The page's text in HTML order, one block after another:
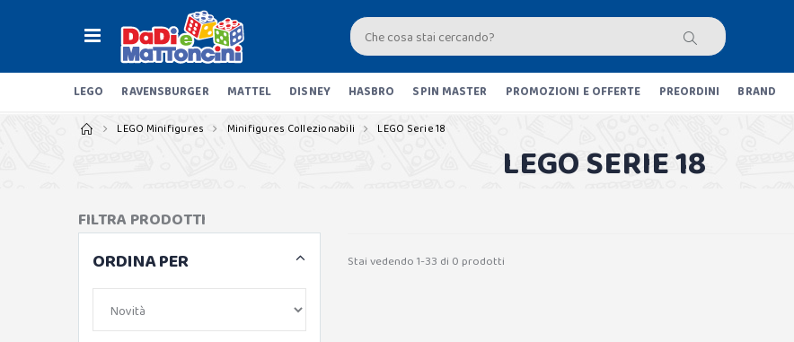
LEGO RAVENSBURGER MATTEL DISNEY HASBRO SPIN MASTER PROMOZIONI E OFFERTE PREORDINI BRAND
LEGO Minifigures Minifigures Collezionabili LEGO Serie 18
LEGO SERIE 18
Stai vedendo 1-33 di 0 prodotti
FILTRA PRODOTTI
ORDINA PER